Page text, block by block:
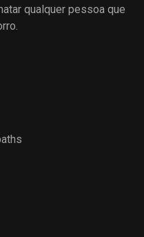
qualquer pessoa que